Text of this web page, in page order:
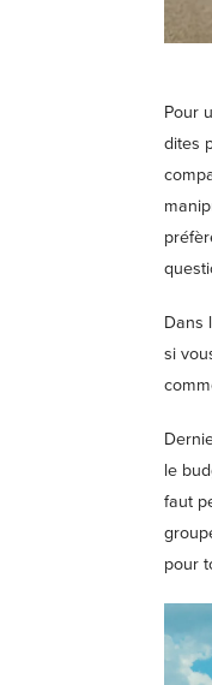
Pour
dites
Dans
si
le
faut
pour